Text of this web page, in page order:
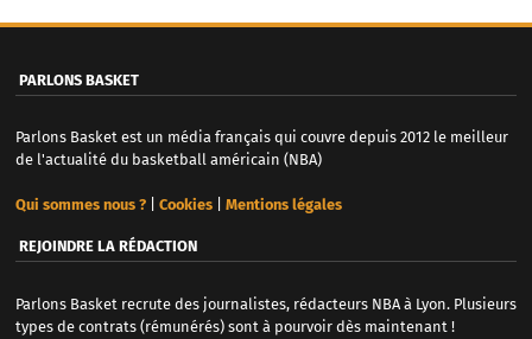
PARLONS BASKET
Parlons Basket est un média français qui couvre depuis 2012 le meilleur
de l'actualité du basketball américain (NBA)
Qui sommes nous ?| Cookies| Mentions légales
REJOINDRE LA RÉDACTION
Parlons Basket recrute des journalistes, rédacteurs NBA à Lyon. Plusieurs
types de contrats (rémunérés) sont à pourvoir dès maintenant !